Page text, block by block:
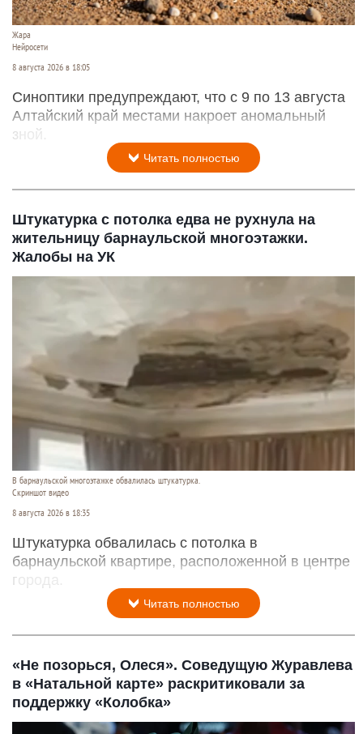
Жара
Нейросети
8 августа 2026 в 18:05
Синоптики предупреждают, что с 9 по 13 августа
Алтайский край местами накроет аномальный
зной.
Читать полностью
Штукатурка с потолка едва не рухнула на
жительницу барнаульской многоэтажки.
Жалобы на УК
В барнаульской многоэтажке обвалилась штукатурка.
Скриншот видео
8 августа 2026 в 18:35
Штукатурка обвалилась с потолка в
барнаульской квартире, расположенной в центре
города.
Читать полностью
«Не позорься, Олеся». Соведущую Журавлева
в «Натальной карте» раскритиковали за
поддержку «Колобка»